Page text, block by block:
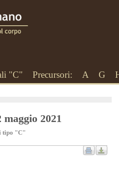
"C" Precursori: A G
2021
tipo "C"